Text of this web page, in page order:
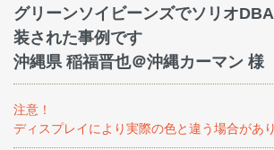
グリーンソイビーンズでソリオ
装された事例です
沖縄県 稲福晋也＠沖縄カーマン 様
注意！
ディスプレイにより実際の色と違う場合があり